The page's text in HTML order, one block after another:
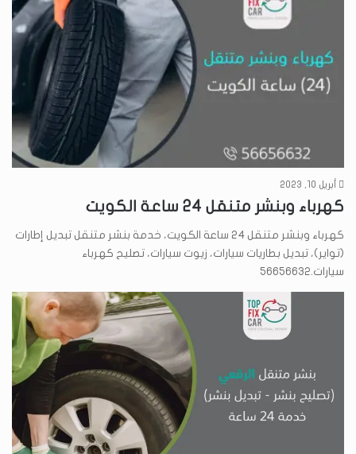
أبريل 10, 2023
كهرباء وبنشر متنقل 24 ساعة الكويت
كهرباء وبنشر متنقل 24 ساعة الكويت، خدمة بنشر متنقل تبديل إطارات
(تواير)، تبديل بطاريات سيارات، زيوت سيارات، تصليح كهرباء
سيارات.56656632